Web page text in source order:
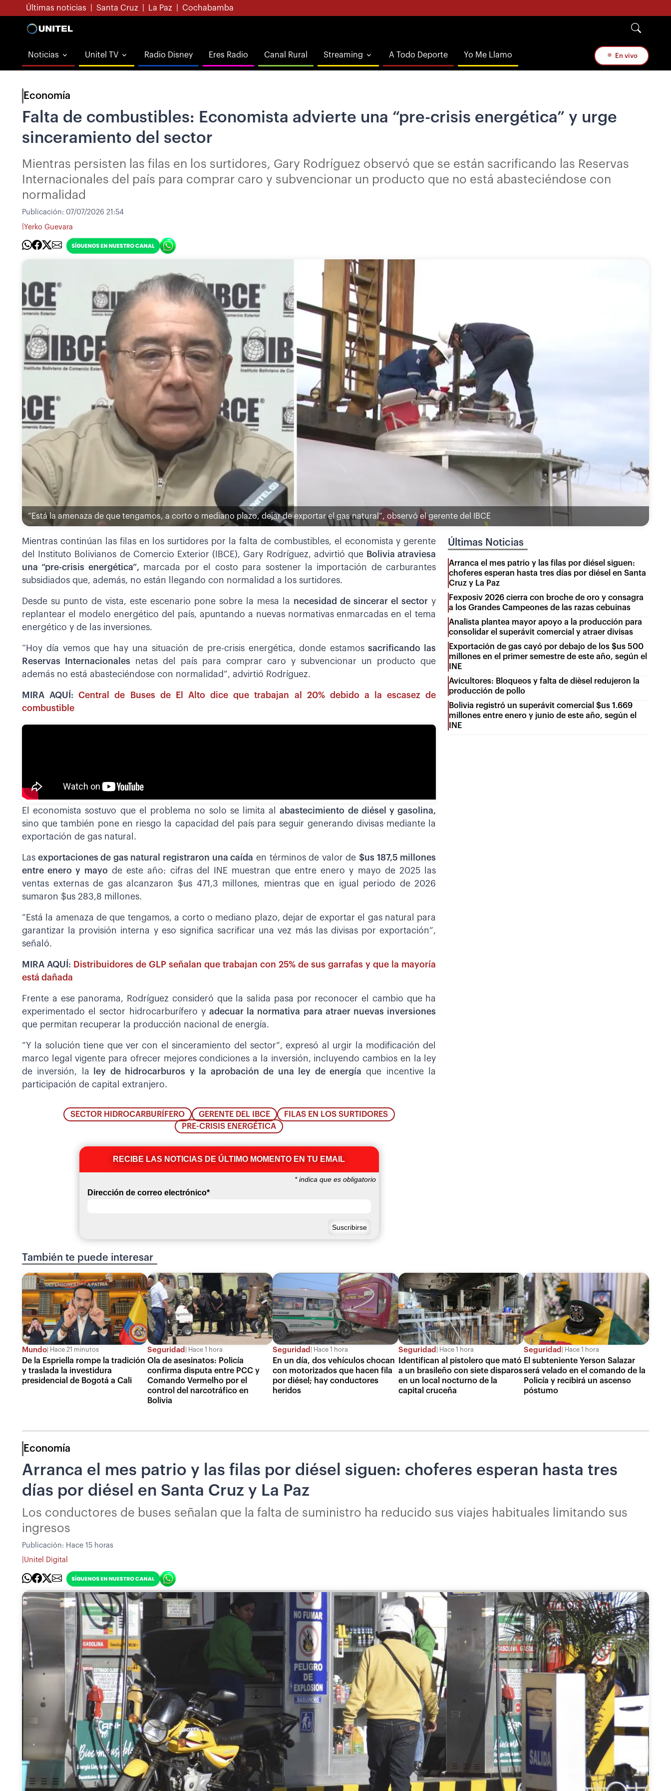
Últimas noticias Santa Cruz La Paz Cochabamba
Noticias Unitel TV Radio Disney Eres Radio Canal Rural Streaming A Todo Deporte Yo Me Llamo En vivo
Economía
Falta de combustibles: Economista advierte una “pre-crisis energética” y urge
sinceramiento del sector
Mientras persisten las filas en los surtidores, Gary Rodríguez observó que se están sacrificando las Reservas
Internacionales del país para comprar caro y subvencionar un producto que no está abasteciéndose con
normalidad
Publicación: 07/07/2026 21:54
Yerko Guevara
”Está la amenaza de que tengamos, a corto o mediano plazo, dejar de exportar el gas natural”, observó el gerente del IBCE
Mientras continúan las filas en los surtidores por la falta de combustibles, el economista y gerente
del Instituto Bolivianos de Comercio Exterior (IBCE), Gary Rodríguez, advirtió que Bolivia atraviesa
una “pre-crisis energética”, marcada por el costo para sostener la importación de carburantes
subsidiados que, además, no están llegando con normalidad a los surtidores.
Desde su punto de vista, este escenario pone sobre la mesa la necesidad de sincerar el sector y
replantear el modelo energético del país, apuntando a nuevas normativas enmarcadas en el tema
energético y de las inversiones.
“Hoy día vemos que hay una situación de pre-crisis energética, donde estamos sacrificando las
Reservas Internacionales netas del país para comprar caro y subvencionar un producto que
además no está abasteciéndose con normalidad”, advirtió Rodríguez.
MIRA AQUÍ:Central de Buses de El Alto dice que trabajan al 20% debido a la escasez de
combustible
El economista sostuvo que el problema no solo se limita alabastecimiento de diésel y gasolina,
sino que también pone en riesgo la capacidad del país para seguir generando divisas mediante la
exportación de gas natural.
Las exportaciones de gas natural registraron una caída en términos de valor de$us 187,5 millones
entre enero y mayo de este año: cifras del INE muestran que entre enero y mayo de 2025 las
ventas externas de gas alcanzaron $us 471,3 millones, mientras que en igual periodo de 2026
sumaron $us 283,8 millones.
”Está la amenaza de que tengamos, a corto o mediano plazo, dejar de exportar el gas natural para
garantizar la provisión interna y eso significa sacrificar una vez más las divisas por exportación”,
señaló.
MIRA AQUÍ: Distribuidores de GLP señalan que trabajan con 25% de sus garrafas y que la mayoría
está dañada
Frente a ese panorama, Rodríguez consideró que la salida pasa por reconocer el cambio que ha
experimentado el sector hidrocarburífero yadecuar la normativa para atraer nuevas inversiones
que permitan recuperar la producción nacional de energía.
”Y la solución tiene que ver con el sinceramiento del sector”, expresó al urgir la modificación del
marco legal vigente para ofrecer mejores condiciones a la inversión, incluyendo cambios en la ley
de inversión, la
ley de hidrocarburos y la aprobación de una ley de energía que incentive la
participación de capital extranjero.
SECTOR HIDROCARBURÍFERO GERENTE DEL IBCE
FILAS EN LOS SURTIDORES
PRE-CRISIS ENERGÉTICA
RECIBE LAS NOTICIAS DE ÚLTIMO MOMENTO EN TU EMAIL
*indica que es obligatorio
Dirección de correo electrónico*
Últimas Noticias
Arranca el mes patrio y las filas por diésel siguen:
choferes esperan hasta tres días por diésel en Santa
Cruz y La Paz
Fexposiv 2026 cierra con broche de oro y consagra
a los Grandes Campeones de las razas cebuinas
Analista plantea mayor apoyo a la producción para
consolidar el superávit comercial y atraer divisas
Exportación de gas cayó por debajo de los $us 500
millones en el primer semestre de este año, según el
INE
Avicultores: Bloqueos y falta de dièsel redujeron la
producción de pollo
Bolivia registró un superávit comercial $us 1.669
millones entre enero y junio de este año, según el
INE
También te puede interesar
Mundo Hace 21 minutos
De la Espriella rompe la tradición
y traslada la investidura
presidencial de Bogotá a Cali
Seguridad Hace 1 hora
Ola de asesinatos: Policía
confirma disputa entre PCC y
Comando Vermelho por el
control del narcotráfico en
Bolivia
Seguridad Hace 1 hora
En un día, dos vehículos chocan
con motorizados que hacen fila
por diésel; hay conductores
heridos
Seguridad Hace 1 hora
Identifican al pistolero que mató
a un brasileño con siete disparos
en un local nocturno de la
capital cruceña
Seguridad Hace 1 hora
El subteniente Yerson Salazar
será velado en el comando de la
Policía y recibirá un ascenso
póstumo
Economía
Arranca el mes patrio y las filas por diésel siguen: choferes esperan hasta tres
días por diésel en Santa Cruz y La Paz
Los conductores de buses señalan que la falta de suministro ha reducido sus viajes habituales limitando sus
ingresos
Publicación: Hace 15 horas
Unitel Digital